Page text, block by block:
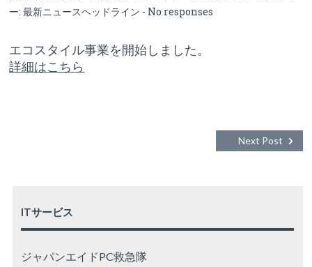
ー:最新ニュースヘッドライン - No responses
エコスタイル事業を開始しました。
詳細はこちら
Next Post
ITサービス
ジャパンエイドPC救急隊